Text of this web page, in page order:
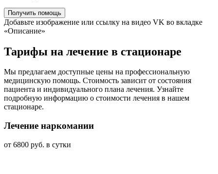
Получить помощь
Добавьте изображение или ссылку на видео VK во вкладке
«Описание»
Тарифы на лечение в стационаре
Мы предлагаем доступные цены на профессиональную
медицинскую помощь. Стоимость зависит от состояния
пациента и индивидуального плана лечения. Узнайте
подробную информацию о стоимости лечения в нашем
стационаре.
Лечение наркомании
от 6800 руб. в сутки